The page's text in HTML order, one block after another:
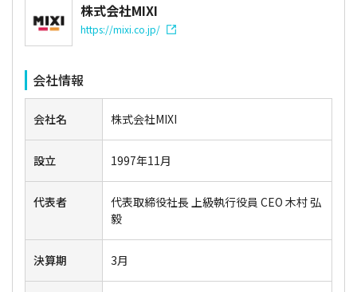
株式会社MIXI
https://mixi.co.jp/
会社情報
会社名 株式会社MIXI
設立 1997年11月
代表者
代表取締役社長 上級執行役員 CEO 木村 弘
毅
決算期 3月